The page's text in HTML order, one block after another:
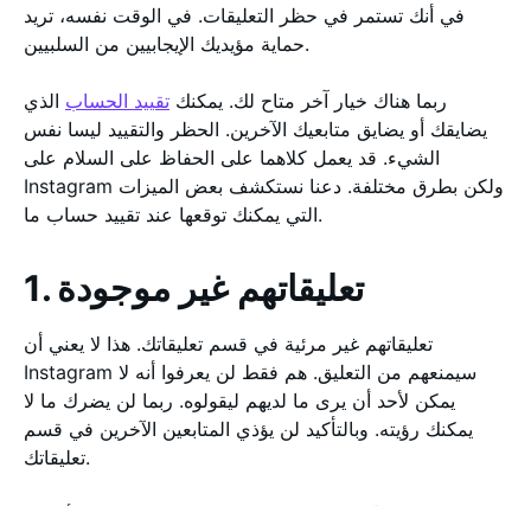
في أنك تستمر في حظر التعليقات. في الوقت نفسه، تريد
حماية مؤيديك الإيجابيين من السلبيين.
ربما هناك خيار آخر متاح لك. يمكنك تقييد الحساب الذي
يضايقك أو يضايق متابعيك الآخرين. الحظر والتقييد ليسا نفس
الشيء. قد يعمل كلاهما على الحفاظ على السلام على
Instagram ولكن بطرق مختلفة. دعنا نستكشف بعض الميزات
التي يمكنك توقعها عند تقييد حساب ما.
1. تعليقاتهم غير موجودة
تعليقاتهم غير مرئية في قسم تعليقاتك. هذا لا يعني أن
Instagram سيمنعهم من التعليق. هم فقط لن يعرفوا أنه لا
يمكن لأحد أن يرى ما لديهم ليقولوه. ربما لن يضرك ما لا
يمكنك رؤيته. وبالتأكيد لن يؤذي المتابعين الآخرين في قسم
تعليقاتك.